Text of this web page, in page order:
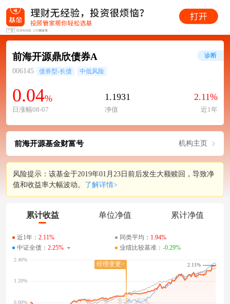
前海开源鼎欣债券A
006145 债券型-长债 中低风险
0.04%
日涨幅08-07
1.1931
净值
2.11%
近1年
诊断
前海开源基金财富号 机构主页
风险提示：该基金于2019年01月23日前后发生大额赎回，导致净
值和收益率大幅波动。 了解详情>
累计收益 单位净值 累计净值
近1年： 2.11% 同类平均： 1.94%
中证全债： 2.25% 业绩比较基准： -0.29%
2.11%